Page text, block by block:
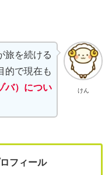
けん
旅を続ける
的で現在も
バ）につい
フィール